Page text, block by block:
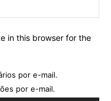
in this browser for the
por e-mail.
por e-mail.